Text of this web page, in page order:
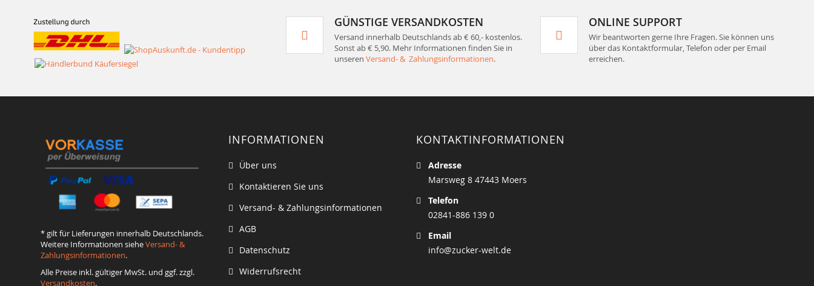
GÜNSTIGE VERSANDKOSTEN
Versand innerhalb Deutschlands ab € 60,- kostenlos.
Sonst ab € 5,90. Mehr Informationen finden Sie in
unseren Versand- & Zahlungsinformationen.
ONLINE SUPPORT
Wir beantworten gerne Ihre Fragen. Sie können uns
über das Kontaktformular, Telefon oder per Email
erreichen.
* gilt für Lieferungen innerhalb Deutschlands.
Weitere Informationen sieheVersand- &
Zahlungsinformationen.
Alle Preise inkl. gültiger MwSt. und ggf. zzgl.
Versandkosten.
INFORMATIONEN
Über uns
Kontaktieren Sie uns
Versand- & Zahlungsinformationen
AGB
Datenschutz
Widerrufsrecht
KONTAKTINFORMATIONEN
Adresse
Marsweg 8 47443 Moers
Telefon
02841-886 139 0
Email
info@zucker-welt.de